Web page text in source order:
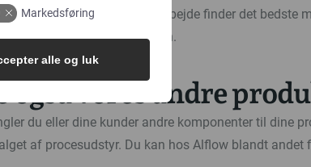
screen gaskets, så vi i samarbejde finder det bedste
nemtkontakte osher på siden.
også vores andre
du eller dine kunder andre komponenter til dine
af procesudstyr. Du kan hos Alflow blandt andet
Markedsføring
alle og luk